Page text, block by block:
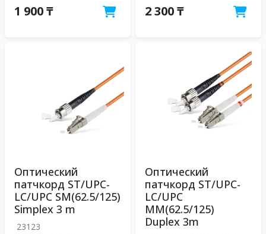
1 900 ₸ 2 300 ₸
Оптический
патчкорд ST/UPC-
LC/UPC SM(62.5/125)
Simplex 3 m
23123
Оптический
патчкорд ST/UPC-
LC/UPC
MM(62.5/125)
Duplex 3m